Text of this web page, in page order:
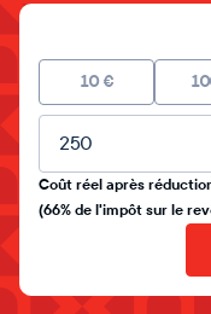
10 €
Montant libre
Coût réel après
(66% de l'impôt sur le